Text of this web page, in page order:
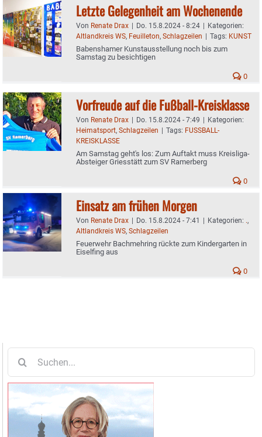
Letzte Gelegenheit am Wochenende
Von Renate Drax | Do. 15.8.2024 - 8:24 | Kategorien:
Altlandkreis WS, Feuilleton, Schlagzeilen | Tags: KUNST
Babenshamer Kunstausstellung noch bis zum
Samstag zu besichtigen
0
Vorfreude auf die Fußball-Kreisklasse
Von Renate Drax | Do. 15.8.2024 - 7:49 | Kategorien:
Heimatsport, Schlagzeilen | Tags: FUSSBALL-
KREISKLASSE
Am Samstag geht's los: Zum Auftakt muss Kreisliga-
Absteiger Griesstätt zum SV Ramerberg
0
Einsatz am frühen Morgen
Von Renate Drax | Do. 15.8.2024 - 7:41 | Kategorien: .,
Altlandkreis WS, Schlagzeilen
Feuerwehr Bachmehring rückte zum Kindergarten in
Eiselfing aus
0
nach: